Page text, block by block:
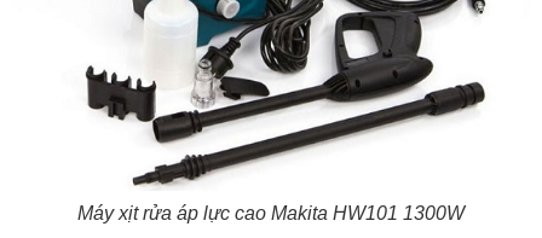
Máy xịt rửa áp lực cao Makita HW101 1300W